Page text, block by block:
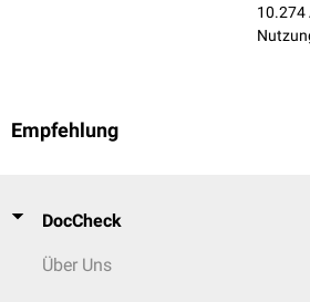
10.274
Empfehlung
DocCheck
Über Uns